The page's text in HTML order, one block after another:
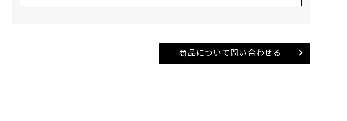
商品について問い合わせる